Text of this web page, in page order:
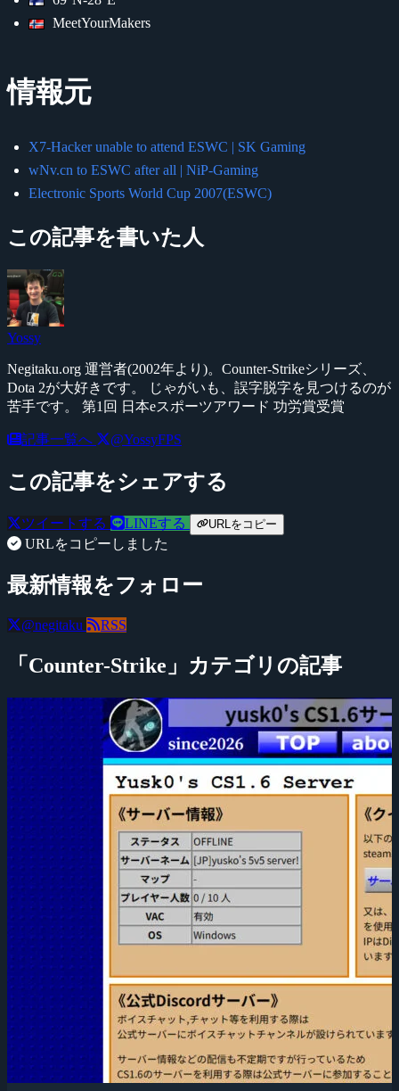
MeetYourMakers
情報元
X7-Hacker unable to attend ESWC | SK Gaming
wNv.cn to ESWC after all | NiP-Gaming
Electronic Sports World Cup 2007(ESWC)
この記事を書いた人
Yossy
Negitaku.org 運営者(2002年より)。Counter-Strikeシリーズ、
Dota 2が大好きです。 じゃがいも、誤字脱字を見つけるのが
苦手です。 第1回 日本eスポーツアワード 功労賞受賞
記事一覧へ @YossyFPS
この記事をシェアする
ツイートする LINEする URLをコピー
URLをコピーしました
最新情報をフォロー
@negitaku RSS
「Counter-Strike」カテゴリの記事